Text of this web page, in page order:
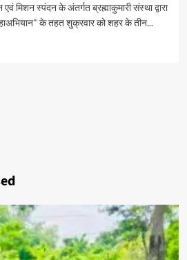
मिशन स्पंदन के अंतर्गत ब्रह्माकुमारी संस्था द्वारा
के तहत शुक्रवार को शहर के तीन...